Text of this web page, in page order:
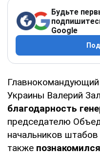
Будьте
Google
Украины Валерий
благодарность
председателю
начальников
также